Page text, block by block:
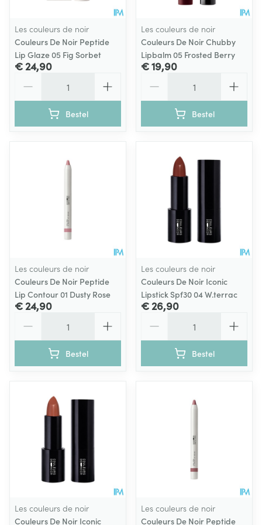
Les couleurs de noir
Couleurs De Noir Peptide
Lip Glaze 05 Fig Sorbet
€ 24,90
Bestel
Les couleurs de noir
Couleurs De Noir Chubby
Lipbalm 05 Frosted Berry
€ 19,90
Bestel
Les couleurs de noir
Couleurs De Noir Peptide
Lip Contour 01 Dusty Rose
€ 24,90
Bestel
Les couleurs de noir
Couleurs De Noir Iconic
Lipstick Spf30 04 W.terrac
€ 26,90
Bestel
Les couleurs de noir
Couleurs De Noir Iconic
Les couleurs de noir
Couleurs De Noir Peptide